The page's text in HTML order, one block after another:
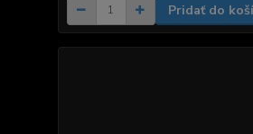
Pridať do